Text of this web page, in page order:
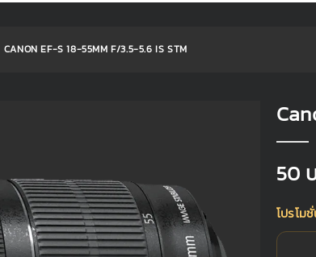
CANON EF-S 18-55MM F/3.5-5.6 IS STM
50
โปรโม